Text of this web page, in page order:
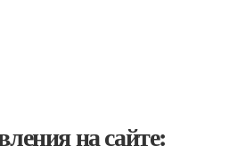
на сайте: